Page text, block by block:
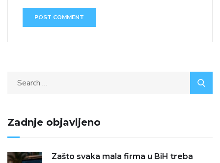
Zadnje objavljeno
Zašto svaka mala firma u BiH treba